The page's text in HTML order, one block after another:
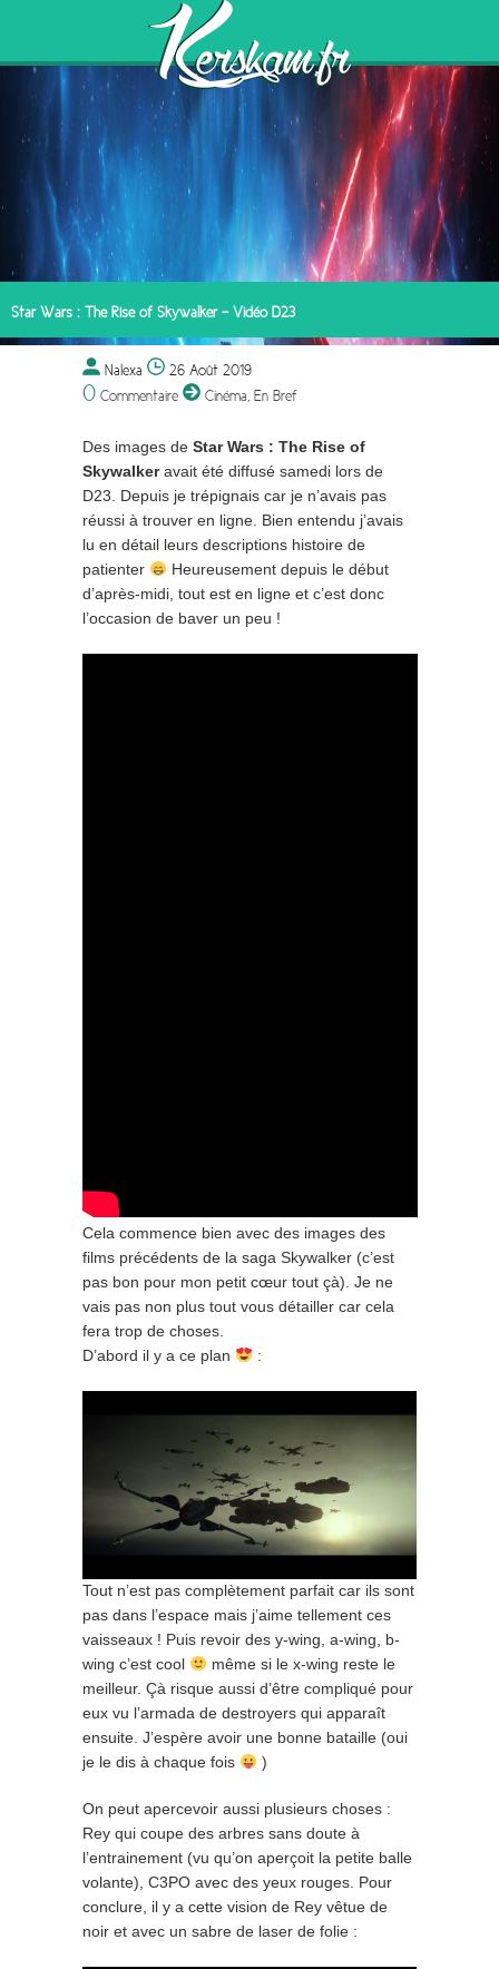
Star Wars : The Rise of Skywalker – Vidéo D23
Nalexa 26 Août 2019
0 Commentaire Cinéma En Bref
Des images de Star Wars : The Rise of
Skywalkeravait été diffusé samedi lors de
D23. Depuis je trépignais car je n’avais pas
réussi à trouver en ligne. Bien entendu j’avais
lu en détail leurs descriptions histoire de
patienter
Heureusement depuis le début
d’après-midi, tout est en ligne et c’est donc
l’occasion de baver un peu !
Cela commence bien avec des images des
films précédents de la saga Skywalker (c’est
pas bon pour mon petit cœur tout çà). Je ne
vais pas non plus tout vous détailler car cela
fera trop de choses.
D’abord il y a ce plan
:
Tout n’est pas complètement parfait car ils sont
pas dans l’espace mais j’aime tellement ces
vaisseaux ! Puis revoir des y-wing, a-wing, b-
wing c’est cool
même si le x-wing reste le
meilleur. Çà risque aussi d’être compliqué pour
eux vu l’armada de destroyers qui apparaît
ensuite. J’espère avoir une bonne bataille (oui
je le dis à chaque fois
)
On peut apercevoir aussi plusieurs choses :
Rey qui coupe des arbres sans doute à
l’entrainement (vu qu’on aperçoit la petite balle
volante), C3PO avec des yeux rouges. Pour
conclure, il y a cette vision de Rey vêtue de
noir et avec un sabre de laser de folie :